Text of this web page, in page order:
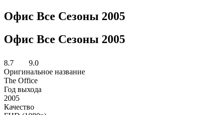
Офис Все Сезоны 2005
Офис Все Сезоны 2005
8.7
9.0
Оригинальное название
The Office
Год выхода
2005
Качество